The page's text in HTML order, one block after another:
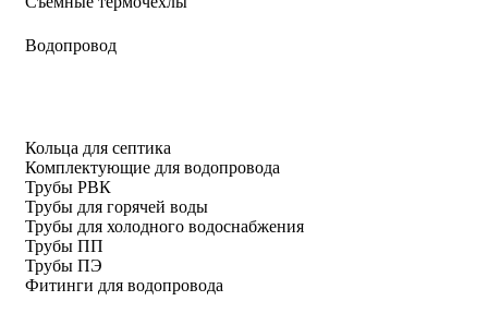
Водопровод
Кольца для септика
Комплектующие для водопровода
Трубы РВК
Трубы для горячей воды
Трубы для холодного водоснабжения
Трубы ПП
Трубы ПЭ
Фитинги для водопровода